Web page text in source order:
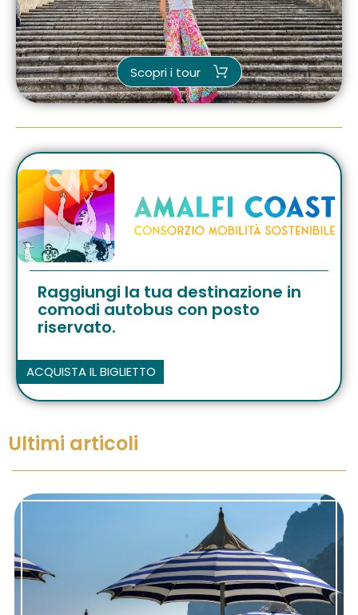
Scopri i tour
Raggiungi la tua destinazione in
comodi autobus con posto
riservato.
ACQUISTA IL BIGLIETTO
Ultimi articoli